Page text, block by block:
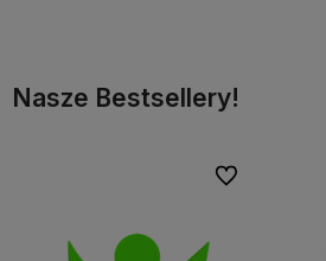
Nasze Bestsellery!
Do ulubionych